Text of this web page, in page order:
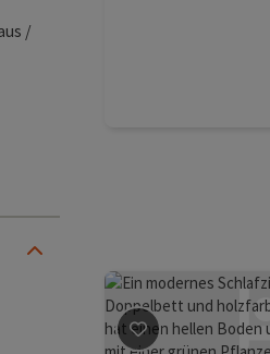
/
Beitrag merken